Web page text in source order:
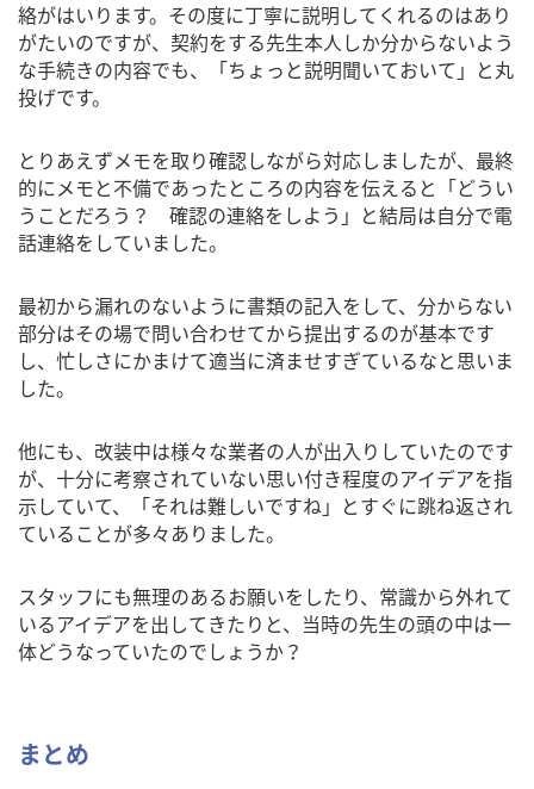
絡がはいります。その度に丁寧に説明してくれるのはあり
がたいのですが、契約をする先生本人しか分からないよう
な手続きの内容でも、「ちょっと説明聞いておいて」と丸
投げです。
とりあえずメモを取り確認しながら対応しましたが、最終
的にメモと不備であったところの内容を伝えると「どうい
うことだろう？ 確認の連絡をしよう」と結局は自分で電
話連絡をしていました。
最初から漏れのないように書類の記入をして、分からない
部分はその場で問い合わせてから提出するのが基本です
し、忙しさにかまけて適当に済ませすぎているなと思いま
した。
他にも、改装中は様々な業者の人が出入りしていたのです
が、十分に考察されていない思い付き程度のアイデアを指
示していて、「それは難しいですね」とすぐに跳ね返され
ていることが多々ありました。
スタッフにも無理のあるお願いをしたり、常識から外れて
いるアイデアを出してきたりと、当時の先生の頭の中は一
体どうなっていたのでしょうか？
まとめ